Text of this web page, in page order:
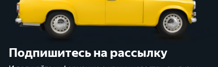
Подпишитесь на рассылку